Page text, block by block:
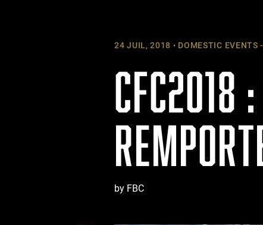
24 JUIL, 2018 DOMESTIC EVENTS
CFC2018
by FBC